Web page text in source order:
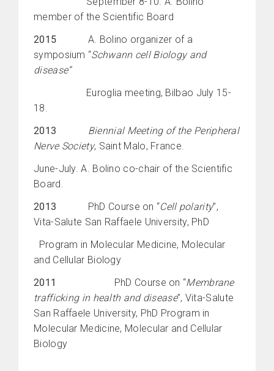
member of the Scientific Board
2015
A. Bolino organizer of a
symposium “Schwann cell Biology and
disease”
Euroglia meeting, Bilbao July 15-
18.
2013
Biennial Meeting of the Peripheral
Nerve Society, Saint Malo, France.
June-July. A. Bolino co-chair of the Scientific
Board.
2013 PhD Course on “Cell polarity”,
Vita-Salute San Raffaele University, PhD
Program in Molecular Medicine, Molecular
and Cellular Biology
2011
PhD Course on “Membrane
trafficking in health and disease”, Vita-Salute
San Raffaele University, PhD Program in
Molecular Medicine, Molecular and Cellular
Biology